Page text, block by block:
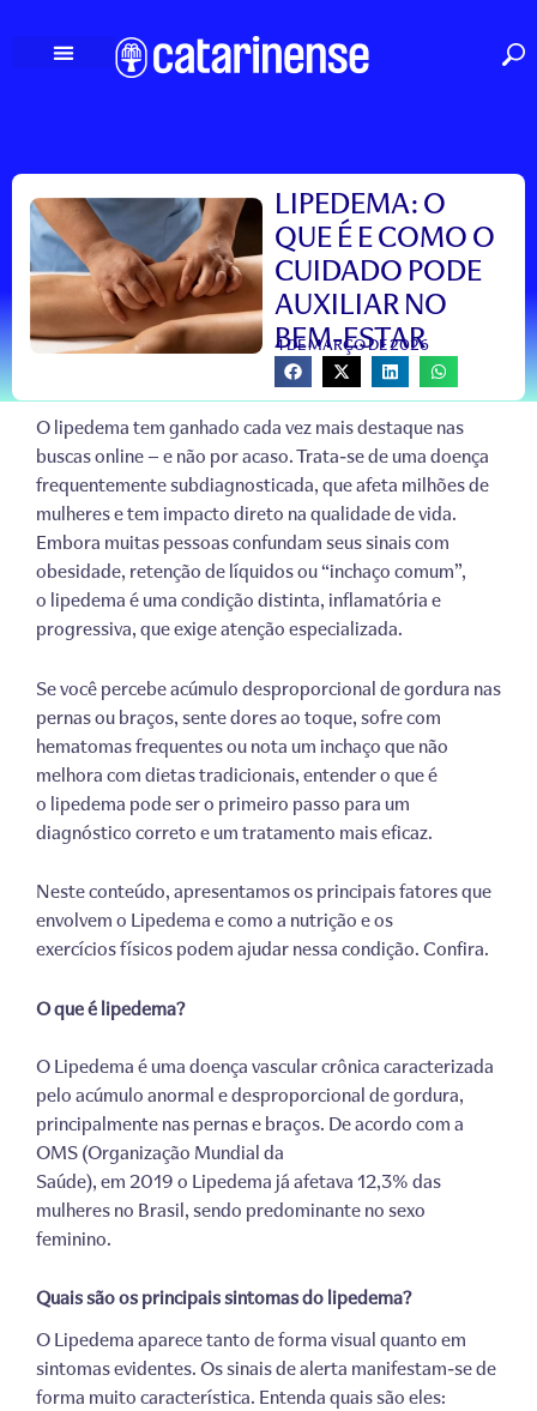
LIPEDEMA: O
QUE É E COMO O
CUIDADO PODE
AUXILIAR NO
BEM-ESTAR
4 DE MARÇO DE 2026
O lipedema tem ganhado cada vez mais destaque nas
buscas online — e não por acaso. Trata-se de uma doença
frequentemente subdiagnosticada, que afeta milhões de
mulheres e tem impacto direto na qualidade de vida.
Embora muitas pessoas confundam seus sinais com
obesidade, retenção de líquidos ou “inchaço comum”,
o lipedema é uma condição distinta, inflamatória e
progressiva, que exige atenção especializada.
Se você percebe acúmulo desproporcional de gordura nas
pernas ou braços, sente dores ao toque, sofre com
hematomas frequentes ou nota um inchaço que não
melhora com dietas tradicionais, entender o que é
o lipedema pode ser o primeiro passo para um
diagnóstico correto e um tratamento mais eficaz.
Neste conteúdo, apresentamos os principais fatores que
envolvem o Lipedema e como a nutrição e os
exercícios físicos podem ajudar nessa condição. Confira.
O que é lipedema?
O Lipedema é uma doença vascular crônica caracterizada
pelo acúmulo anormal e desproporcional de gordura,
principalmente nas pernas e braços. De acordo com a
OMS (Organização Mundial da
Saúde), em 2019 o Lipedema já afetava 12,3% das
mulheres no Brasil, sendo predominante no sexo
feminino.
Quais são os principais sintomas do lipedema?
O Lipedema aparece tanto de forma visual quanto em
sintomas evidentes. Os sinais de alerta manifestam-se de
forma muito característica. Entenda quais são eles: